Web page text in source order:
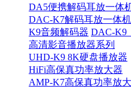
DA5便携解码耳放一体
DAC-K7解码耳放一体机
K9音频解码器 DAC-K9
高清影音播放器系列
UHD-K9 8K硬盘播放器
HiFi高保真功率放大器
AMP-K7高保真功率放